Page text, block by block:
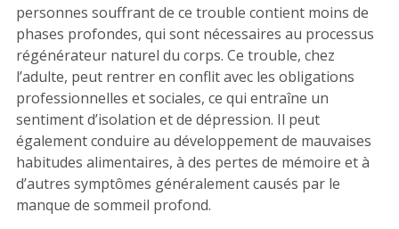
personnes souffrant de ce trouble contient moins de
phases profondes, qui sont nécessaires au processus
régénérateur naturel du corps. Ce trouble, chez
l’adulte, peut rentrer en conflit avec les obligations
professionnelles et sociales, ce qui entraîne un
sentiment d’isolation et de dépression. Il peut
également conduire au développement de mauvaises
habitudes alimentaires, à des pertes de mémoire et à
d’autres symptômes généralement causés par le
manque de sommeil profond.